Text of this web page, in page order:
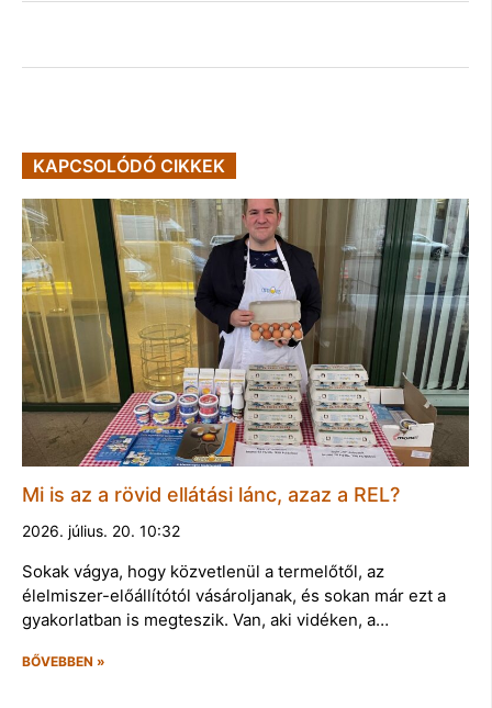
KAPCSOLÓDÓ CIKKEK
Mi is az a rövid ellátási lánc, azaz a REL?
2026. július. 20. 10:32
Sokak vágya, hogy közvetlenül a termelőtől, az
élelmiszer-előállítótól vásároljanak, és sokan már ezt a
gyakorlatban is megteszik. Van, aki vidéken, a…
BŐVEBBEN »